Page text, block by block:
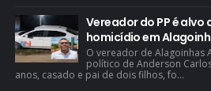
Vereador do PP é
homicídio em
O vereador de Alagoinhas
político de Anderson
anos, casado e pai de dois filhos, fo...